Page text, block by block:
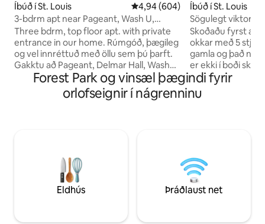
Íbúð í St. Louis 4,94 af 5 í meðaleinkunn, 604
4,94 (604)
3-bdrm apt near Pageant, Wash U,
Forest Park, Loop
Three bdrm, top floor apt. with private
entrance in our home. Rúmgóð, þægileg
og vel innréttuð með öllu sem þú þarft.
Gakktu að Pageant, Delmar Hall, WashU,
Blueberry Hill, Salt&Smoke,
MagicMiniGolf. CVS, grocery,
restaurants and shops on the Delmar
golfvöllur og bátaleiga. Góður aðgangur
með neðanjarðarlest eða Uber/Lyft að
flugvelli, hafnabolta, íshokkí, lifandi
tónlistarklúbbum, borgarsafninu og
Íbúð í St. Louis
Sögulegt
hæðir, í
Skoðaðu fyrst
okkar með 5
gamla og það nýja á
er ekki í boði
að opna
niður þar til þú sérð
sögufræga
Southwest
hliðina á hinni
óviðjafnanlegan
bakarí
Forest Park og vinsæl þægindi fyrir
orlofseignir í nágrenninu
Eldhús Þráðlaust net